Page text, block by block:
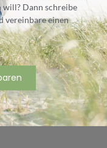
will? Dann schreibe
vereinbare einen